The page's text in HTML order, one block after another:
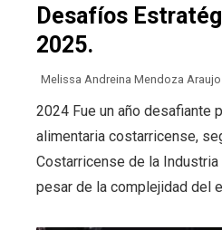
Desafíos
2025.
Melissa Andreina Mendoza Araujo
2024 Fue un año desafiante
alimentaria costarricense,
Costarricense de la Industria
pesar de la complejidad del